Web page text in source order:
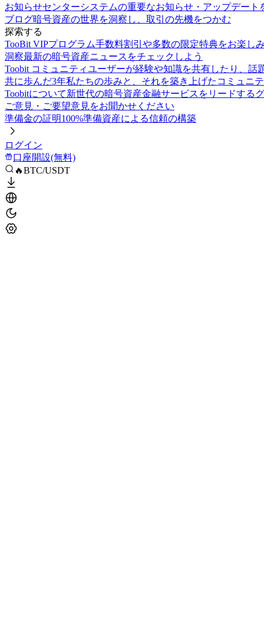
お知らせセンターシステムの重要なお知らせ・アップデート
ブログ暗号資産の世界を洞察し、取引の先機をつかむ
探索する
TooBit VIPプログラム手数料割引や多数の限定特典をお楽し
洞察最新の暗号資産ニュースをチェックしよう
Toobit コミュニティユーザーが経験や知識を共有したり、話
共に歩んだ3年私たちの歩みと、それを築き上げたコミュニ
Toobitについて新世代の暗号資産金融サービスをリードする
ご意見・ご要望意見をお聞かせください
準備金の証明100%準備資産による信頼の構築
ログイン
口座開設(無料)
🔥BTC/USDT